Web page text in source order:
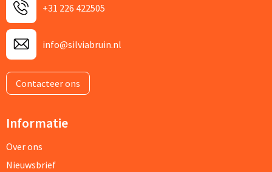
+31 226 422505
info@silviabruin.nl
Contacteer ons
Informatie
Over ons
Nieuwsbrief